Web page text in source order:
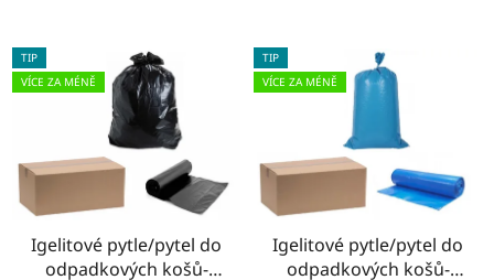
TIP
VÍCE ZA MÉNĚ
Igelitové pytle/pytel do
odpadkových košů-
TIP
VÍCE ZA MÉNĚ
Igelitové pytle/pytel do
odpadkových košů-